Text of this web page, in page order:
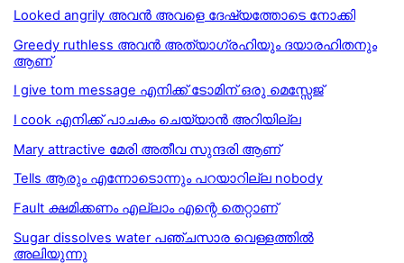
Looked angrily അവൻ അവളെ ദേഷ്യത്തോടെ നോക്കി
Greedy ruthless അവന്‍ അത്യാഗ്രഹിയും ദയാരഹിതനും
ആണ്
I give tom message എനിക്ക് ടോമിന് ഒരു മെസ്സേജ്
I cook എനിക്ക് പാചകം ചെയ്യാന്‍ അറിയില്ല
Mary attractive മേരി അതീവ സുന്ദരി ആണ്
Tells ആരും എന്നോടൊന്നും പറയാറില്ല nobody
Fault ക്ഷമിക്കണം എല്ലാം എന്റെ തെറ്റാണ്
Sugar dissolves water പഞ്ചസാര വെള്ളത്തിൽ
അലിയുന്നു